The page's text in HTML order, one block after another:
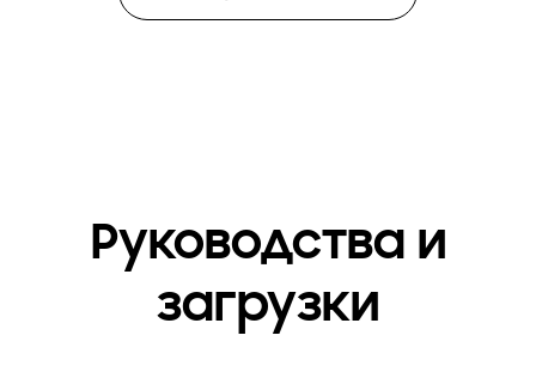
Руководства и
загрузки